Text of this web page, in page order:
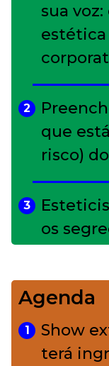
sua
2
que
risco)
3
os
4
Bolsas
charme
Agenda
1
Show
terá